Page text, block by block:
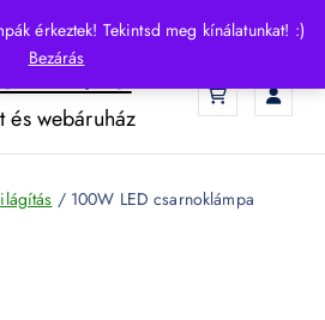
érkeztek! Tekintsd meg kínálatunkat! :)
Bezárás
és webáruház
/ 100W LED csarnoklámpa